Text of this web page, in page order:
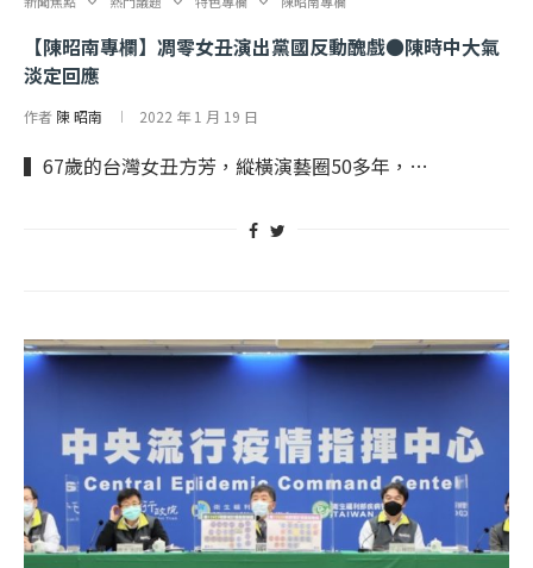
【陳昭南專欄】凋零女丑演出黨國反動醜戲●陳時中大氣
淡定回應
作者 陳 昭南 2022 年 1 月 19 日
▍67歲的台灣女丑方芳，縱橫演藝圈50多年，…